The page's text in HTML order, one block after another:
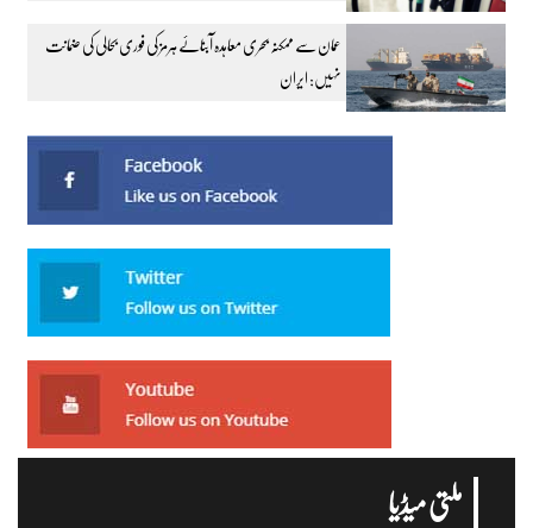
عمان سے ممکنہ بحری معاہدہ آبنائے ہرمز کی فوری بحالی کی ضمانت
نہیں: ایران
ملتی میڈیا